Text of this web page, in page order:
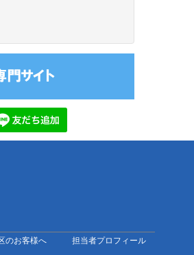
のお客様へ 担当者プロフィール